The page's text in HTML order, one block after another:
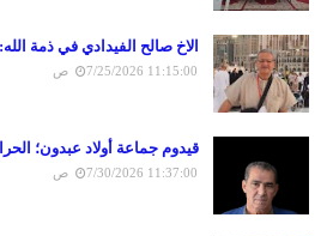
الاخ صالح الفيدادي في ذمة الله:
7/25/2026 11:15:00 ص
قيدوم جماعة أولاد عبدون؛
7/30/2026 11:37:00 ص